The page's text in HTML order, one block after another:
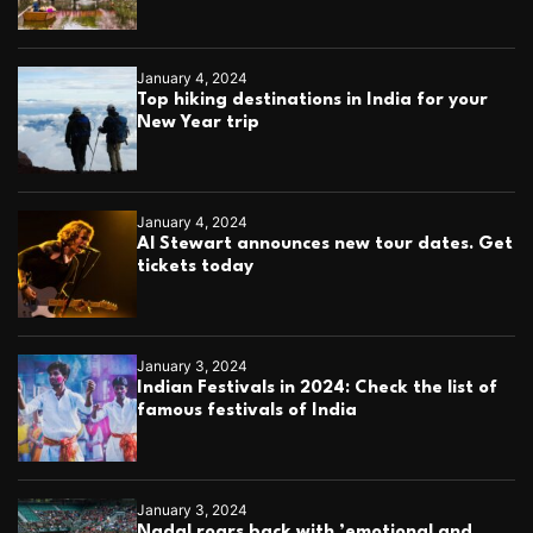
January 4, 2024
Top hiking destinations in India for your
New Year trip
January 4, 2024
Al Stewart announces new tour dates. Get
tickets today
January 3, 2024
Indian Festivals in 2024: Check the list of
famous festivals of India
January 3, 2024